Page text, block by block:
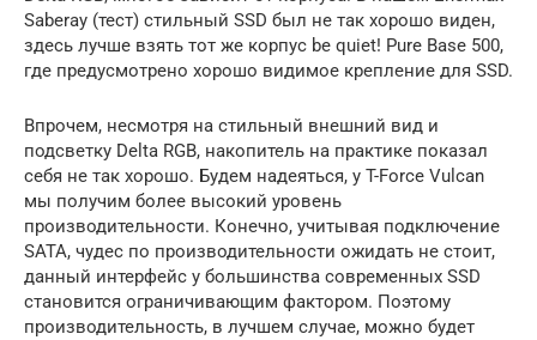
Saberay (тест) стильный SSD был не так хорошо виден,
здесь лучше взять тот же корпус be quiet! Pure Base 500,
где предусмотрено хорошо видимое крепление для SSD.
Впрочем, несмотря на стильный внешний вид и
подсветку Delta RGB, накопитель на практике показал
себя не так хорошо. Будем надеяться, у T-Force Vulcan
мы получим более высокий уровень
производительности. Конечно, учитывая подключение
SATA, чудес по производительности ожидать не стоит,
данный интерфейс у большинства современных SSD
становится ограничивающим фактором. Поэтому
производительность, в лучшем случае, можно будет